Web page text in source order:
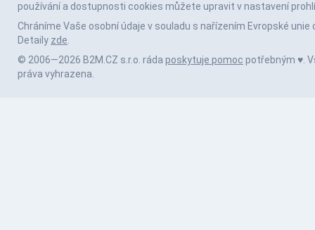
používání a dostupnosti cookies můžete upravit v nastavení
Chráníme Vaše osobní údaje v souladu s nařízením Evropské unie
Detaily zde
© 2006—2026 B2M.CZ s.r.o. ráda poskytuje pomoc potřebným ♥️.
práva vyhrazena.